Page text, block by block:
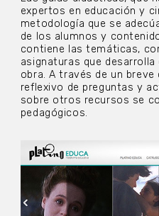
expertos en educación y
metodología que se
de los alumnos y
contiene las temáticas,
asignaturas que
obra. A través de un
reflexivo de preguntas y
sobre otros recursos se
pedagógicos.